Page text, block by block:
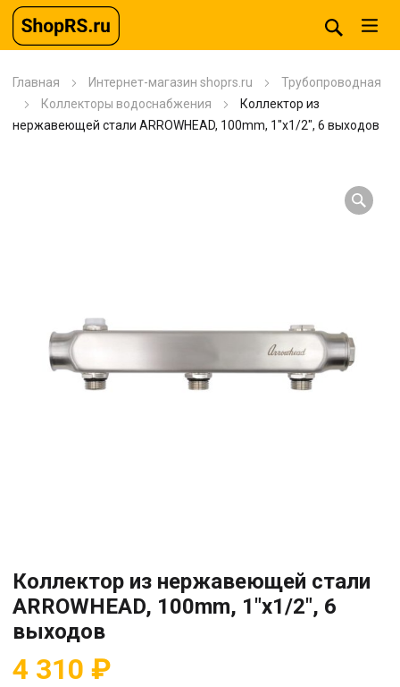
Главная Интернет-магазин shoprs.ru
Трубопроводная
Коллекторы водоснабжения
Коллектор из
нержавеющей стали ARROWHEAD, 100mm, 1″x1/2″, 6 выходов
Коллектор из нержавеющей стали
ARROWHEAD, 100mm, 1″x1/2″, 6
выходов
4 310 ₽